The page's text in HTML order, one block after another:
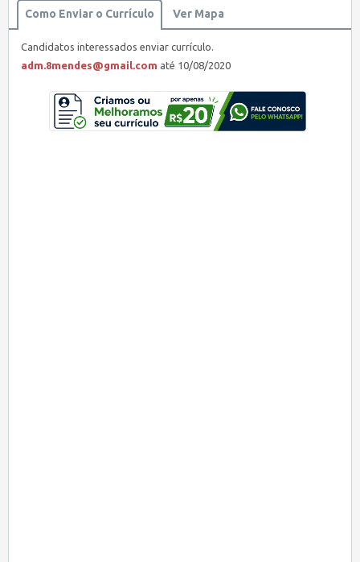
Como Enviar o Currículo Ver Mapa
Candidatos interessados enviar currículo.
adm.8mendes@gmail.com até 10/08/2020